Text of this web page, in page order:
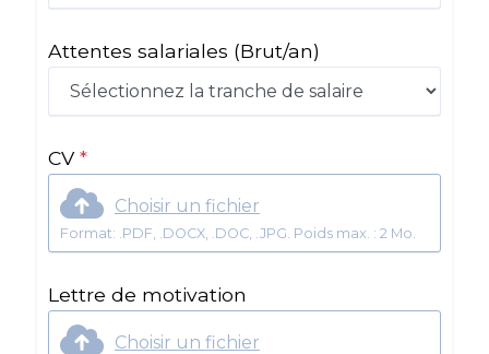
Attentes salariales (Brut/an)
CV *
Choisir un fichier
Format: .PDF, .DOCX, .DOC, .JPG. Poids max. : 2 Mo.
Lettre de motivation
Choisir un fichier